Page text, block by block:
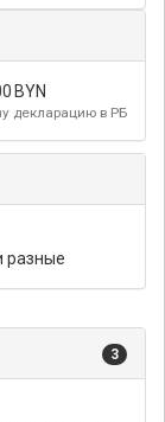
BYN
декларацию в РБ
разные
3